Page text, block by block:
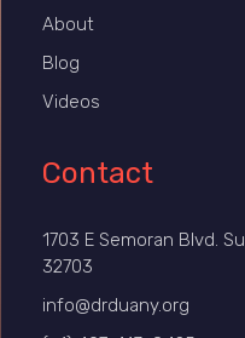
About
Blog
Videos
Contact
1703 E Semoran Blvd.
32703
info@drduany.org